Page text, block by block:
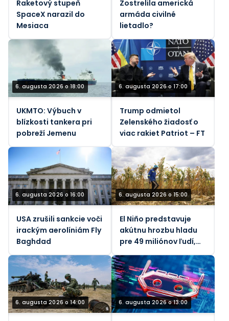
Raketový stupeň
SpaceX narazil do
Mesiaca
Zostrelila americká
armáda civilné
lietadlo?
6. augusta 2026 o 18:00
UKMTO: Výbuch v
blízkosti tankera pri
pobreží Jemenu
6. augusta 2026 o 17:00
Trump odmietol
Zelenského žiadosť o
viac rakiet Patriot – FT
6. augusta 2026 o 16:00
USA zrušili sankcie voči
irackým aerolíniám Fly
Baghdad
6. augusta 2026 o 15:00
El Niño predstavuje
akútnu hrozbu hladu
pre 49 miliónov ľudí,
6. augusta 2026 o 14:00 6. augusta 2026 o 13:00